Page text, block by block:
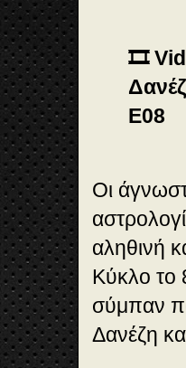
🎞️
Ε08
Οι
αληθινή
Κύκλο το
σύμπαν
Δανέζη